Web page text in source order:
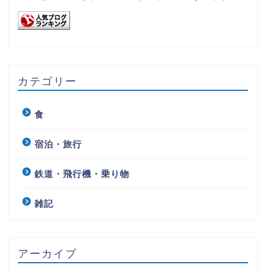
カテゴリー
食
宿泊・旅行
鉄道・飛行機・乗り物
雑記
アーカイブ